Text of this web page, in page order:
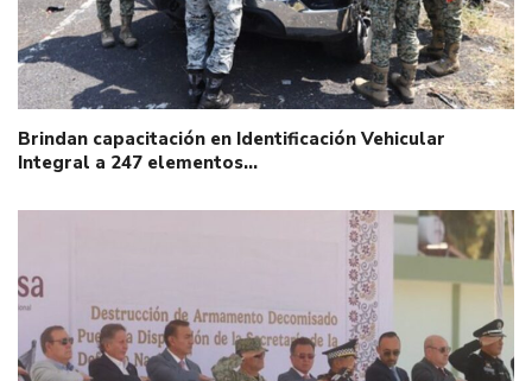
Brindan capacitación en Identificación Vehicular
Integral a 247 elementos…